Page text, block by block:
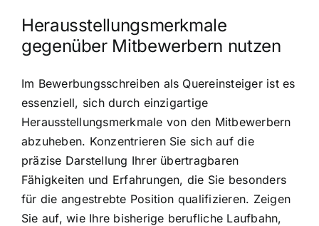
Herausstellungsmerkmale
gegenüber Mitbewerbern nutzen
Im Bewerbungsschreiben als Quereinsteiger ist es
essenziell, sich durch einzigartige
Herausstellungsmerkmale von den Mitbewerbern
abzuheben. Konzentrieren Sie sich auf die
präzise Darstellung Ihrer übertragbaren
Fähigkeiten und Erfahrungen, die Sie besonders
für die angestrebte Position qualifizieren. Zeigen
Sie auf, wie Ihre bisherige berufliche Laufbahn,